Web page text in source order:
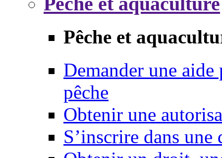
Pêche et
Demander une
pêche
Obtenir une
S’inscrire dans une